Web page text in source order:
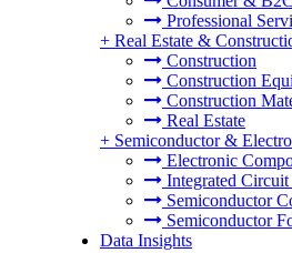
Professional
+ Real Estate &
Construction
Construction
Construction
Real Estate
+ Semiconductor &
Electronic
Integrated
Semiconductor
Semiconductor
Data Insights